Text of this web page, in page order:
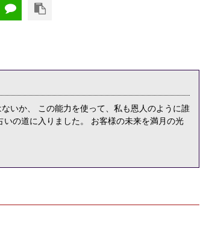
いか、 この能力を使って、私も恩人のように誰
の道に入りました。 お客様の未来を満月の光